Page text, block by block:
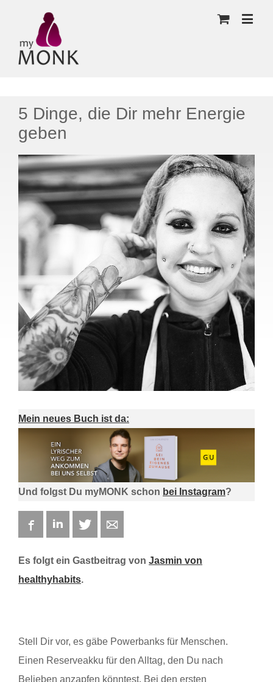
5 Dinge, die Dir mehr Energie
geben
Mein neues Buch ist da:
Und folgst Du myMONK schon bei Instagram?
FacebookLinkedIn Twitter
Es folgt ein Gastbeitrag von Jasmin von
healthyhabits.
Stell Dir vor, es gäbe Powerbanks für Menschen.
Einen Reserveakku für den Alltag, den Du nach
Belieben anzapfen könntest. Bei den ersten